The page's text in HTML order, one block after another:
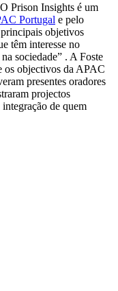
Prison Insights é um
Portugal e pelo
objetivos
têm interesse no
sociedade” . A Foste
os objectivos da APAC
presentes oradores
projectos
de quem